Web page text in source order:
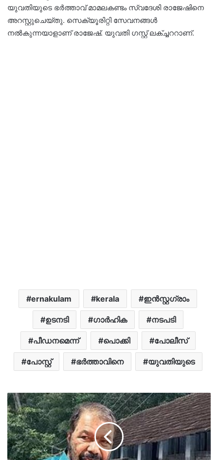
യുവതിയുടെ ഭര്‍ത്താവ് മാമലകണ്ടം സ്വദേശി രാജേഷിനെ
അറസ്റ്റുചെയ്തു. സെക്യൂരിറ്റി സേവനങ്ങള്‍
നല്‍കുന്നയാളാണ് രാജേഷ്. യുവതി ഗസ്റ്റ് ലക്ച്ചററാണ്.
ernakulam kerala ഇന്‍സ്റ്റഗ്രാം
ഉടനടി ഗാർഹിക നടപടി
പീഡനമെന്ന് പൊക്കി പോലീസ്
പോസ്റ്റ് ഭര്‍ത്താവിനെ യുവതിയുടെ